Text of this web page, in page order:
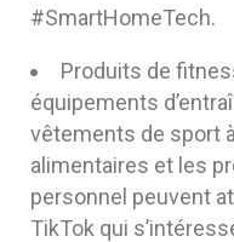
#SmartHomeTech.
Produits de
équipements
vêtements de sport
alimentaires et les
personnel peuvent
TikTok qui